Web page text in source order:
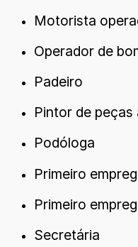
Motorista
Operador de
Padeiro
Pintor de
Podóloga
Primeiro
Primeiro
Secretária